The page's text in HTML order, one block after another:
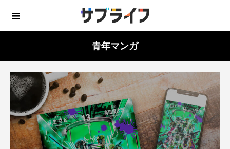
青年マンガ